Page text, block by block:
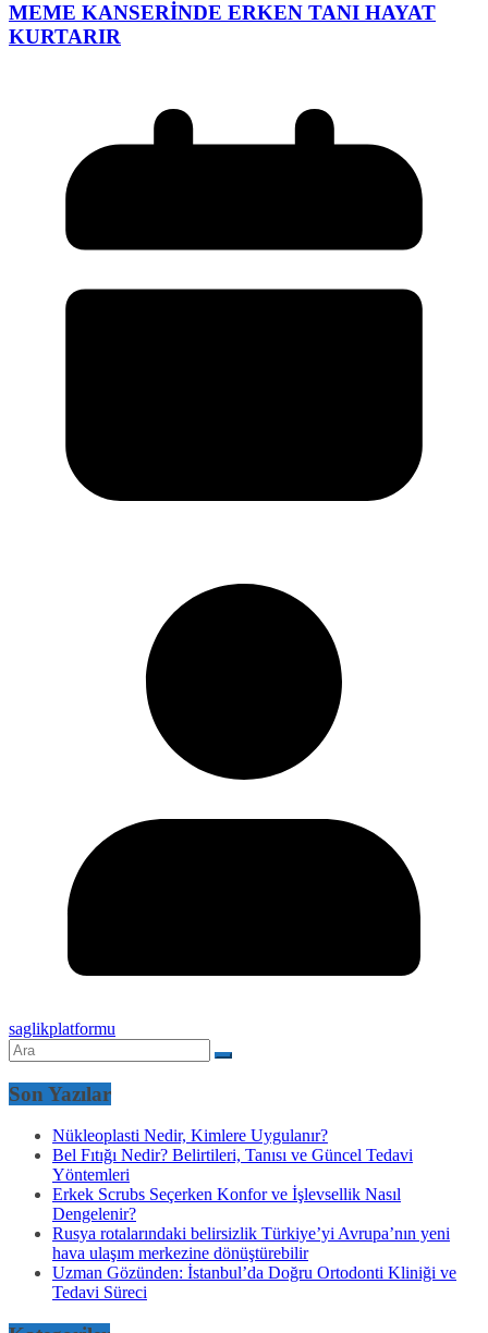
MEME KANSERİNDE ERKEN TANI HAYAT
KURTARIR
saglikplatformu
Son Yazılar
Nükleoplasti Nedir, Kimlere Uygulanır?
Bel Fıtığı Nedir? Belirtileri, Tanısı ve Güncel Tedavi
Yöntemleri
Erkek Scrubs Seçerken Konfor ve İşlevsellik Nasıl
Dengelenir?
Rusya rotalarındaki belirsizlik Türkiye’yi Avrupa’nın yeni
hava ulaşım merkezine dönüştürebilir
Uzman Gözünden: İstanbul’da Doğru Ortodonti Kliniği ve
Tedavi Süreci